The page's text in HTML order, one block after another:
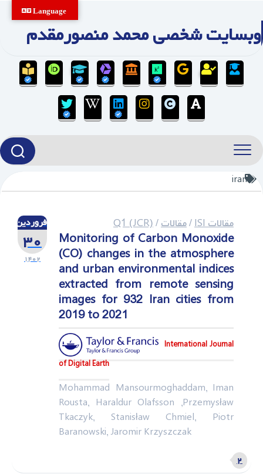
to
content
وبسایت شخصی محمد منصورمقدم
iran
فروردین
۳۰
۱۴۰۲
مقالات ISI /مقالات/
Q1 (JCR)
Monitoring of Carbon Monoxide
(CO) changes in the atmosphere
and urban environmental indices
extracted from remote sensing
images for 932 Iran cities from
2019 to 2021
International Journal
of Digital Earth
Mohammad Mansourmoghaddam, Iman
Rousta, Haraldur Olafsson ,Przemysław
Tkaczyk, Stanisław Chmiel, Piotr
Baranowski, Jaromir Krzyszczak
۲
Language